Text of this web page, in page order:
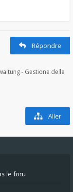
Répondre
- Gestione delle
Aller
le foru